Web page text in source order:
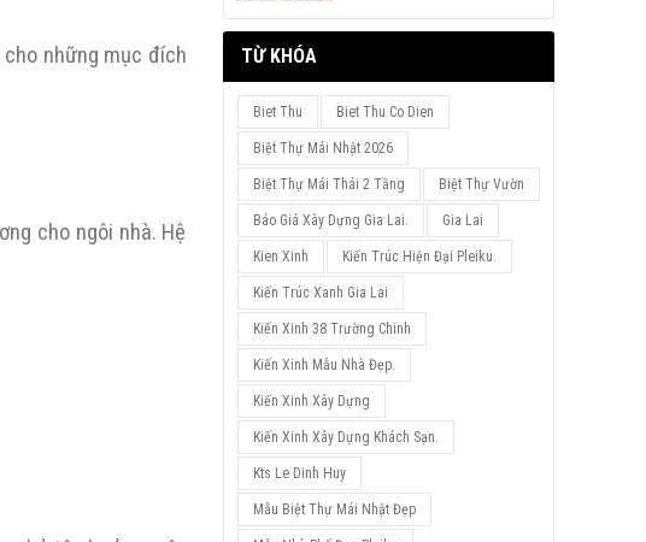
những mục đích
cho ngôi nhà. Hệ
TỪ KHÓA
Biet Thu Biet Thu Co Dien
Biệt Thự Mái Nhật 2026
Biệt Thự Mái Thái 2 Tầng Biệt Thự Vườn
Báo Giá Xây Dựng Gia Lai. Gia Lai
Kien Xinh Kiến Trúc Hiện Đại Pleiku.
Kiến Trúc Xanh Gia Lai
Kiến Xinh 38 Trường Chinh
Kiến Xinh Mẫu Nhà Đẹp.
Kiến Xinh Xây Dựng
Kiến Xinh Xây Dựng Khách Sạn.
Kts Le Dinh Huy
Mẫu Biệt Thự Mái Nhật Đẹp